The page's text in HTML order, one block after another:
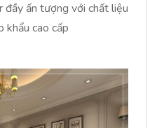
ấn tượng với chất liệu
khẩu cao cấp